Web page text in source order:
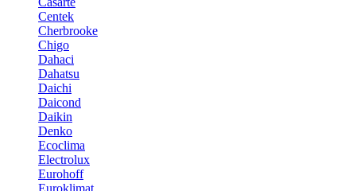
Centek
Cherbrooke
Chigo
Dahaci
Dahatsu
Daichi
Daicond
Daikin
Denko
Ecoclima
Electrolux
Eurohoff
Euroklimat